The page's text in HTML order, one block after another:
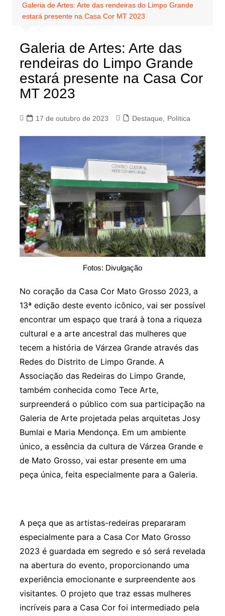
Galeria de Artes: Arte das rendeiras do Limpo Grande
estará presente na Casa Cor MT 2023
Galeria de Artes: Arte das
rendeiras do Limpo Grande
estará presente na Casa Cor
MT 2023
17 de outubro de 2023 Destaque Política
Fotos: Divulgação
No coração da Casa Cor Mato Grosso 2023, a
13ª edição deste evento icônico, vai ser possível
encontrar um espaço que trará à tona a riqueza
cultural e a arte ancestral das mulheres que
tecem a história de Várzea Grande através das
Redes do Distrito de Limpo Grande. A
Associação das Redeiras do Limpo Grande,
também conhecida como Tece Arte,
surpreenderá o público com sua participação na
Galeria de Arte projetada pelas arquitetas Josy
Bumlai e Maria Mendonça. Em um ambiente
único, a essência da cultura de Várzea Grande e
de Mato Grosso, vai estar presente em uma
peça única, feita especialmente para a Galeria.
A peça que as artistas-redeiras prepararam
especialmente para a Casa Cor Mato Grosso
2023 é guardada em segredo e só será revelada
na abertura do evento, proporcionando uma
experiência emocionante e surpreendente aos
visitantes. O projeto que traz essas mulheres
incríveis para a Casa Cor foi intermediado pela